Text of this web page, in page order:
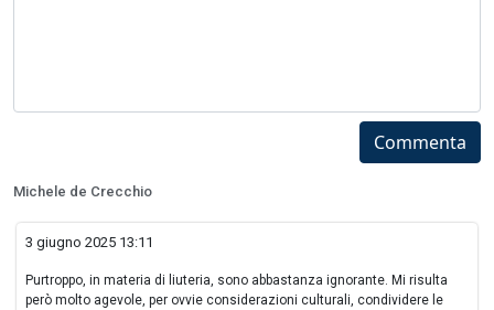
Commenta
Michele de Crecchio
3 giugno 2025 13:11
Purtroppo, in materia di liuteria, sono abbastanza ignorante. Mi risulta
però molto agevole, per ovvie considerazioni culturali, condividere le